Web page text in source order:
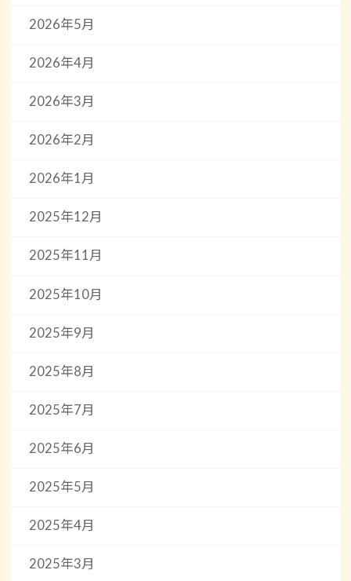
2026年5月
2026年4月
2026年3月
2026年2月
2026年1月
2025年12月
2025年11月
2025年10月
2025年9月
2025年8月
2025年7月
2025年6月
2025年5月
2025年4月
2025年3月